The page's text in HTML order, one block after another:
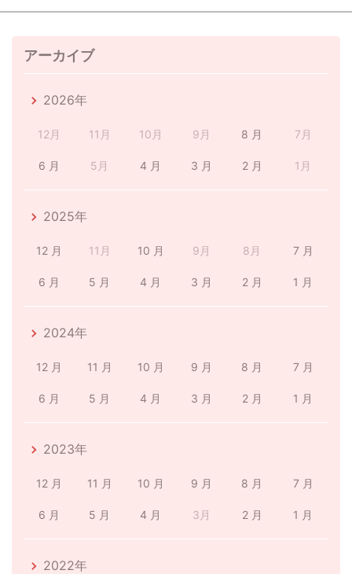
アーカイブ
2026年
12月 11月 10月 9月 8 月 7月
6 月 5月 4 月 3 月 2 月 1月
2025年
12 月 11月 10 月 9月 8月 7 月
6 月 5 月 4 月 3 月 2 月 1 月
2024年
12 月 11 月 10 月 9 月 8 月 7 月
6 月 5 月 4 月 3 月 2 月 1 月
2023年
12 月 11 月 10 月 9 月 8 月 7 月
6 月 5 月 4 月 3月 2 月 1 月
2022年